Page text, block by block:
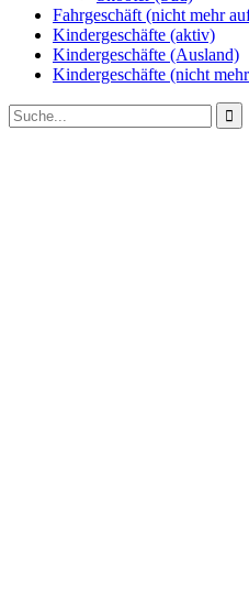
Fahrgeschäft (nicht mehr
Kindergeschäfte (aktiv)
Kindergeschäfte (Ausland)
Kindergeschäfte (nicht